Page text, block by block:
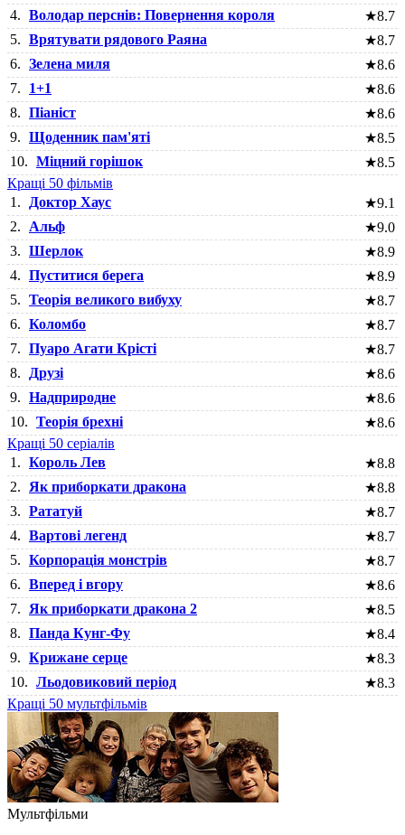
4. Володар перснів: Повернення короля ★8.7
5. Врятувати рядового Раяна ★8.7
6. Зелена миля ★8.6
7.
1+1 ★8.6
8. Піаніст ★8.6
9. Щоденник пам'яті ★8.5
10. Міцний горішок ★8.5
Кращі 50 фільмів
1.
Доктор Хаус ★9.1
2.
Альф ★9.0
3. Шерлок ★8.9
4. Пуститися берега ★8.9
5. Теорія великого вибуху ★8.7
6. Коломбо ★8.7
7. Пуаро Агати Крісті ★8.7
8.
Друзі ★8.6
9. Надприродне ★8.6
10. Теорія брехні ★8.6
Кращі 50 серіалів
1. Король Лев ★8.8
2.
Як приборкати дракона ★8.8
3. Рататуй ★8.7
4. Вартові легенд ★8.7
5. Корпорація монстрів ★8.7
6. Вперед і вгору ★8.6
7.
Як приборкати дракона 2 ★8.5
8. Панда Кунг-Фу ★8.4
9. Крижане серце ★8.3
10. Льодовиковий період ★8.3
Кращі 50 мультфільмів
Мультфільми